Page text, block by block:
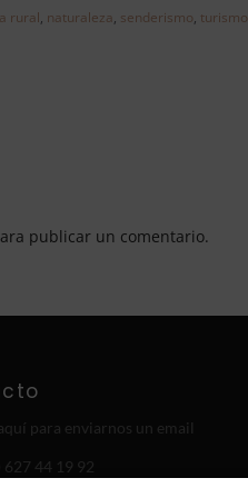
rural naturaleza senderismo turismo
publicar un comentario.
para enviarnos un email
627 44 19 92